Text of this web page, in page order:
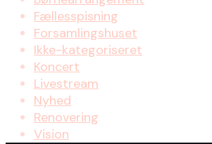
Fællesspisning
Forsamlingshuset
Ikke-kategoriseret
Koncert
Livestream
Nyhed
Renovering
Vision